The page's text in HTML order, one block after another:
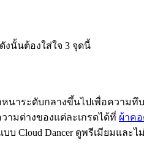
นั้นต้องใส่ใจ 3 จุดนี้
หนาระดับกลางขึ้นไปเพื่อความทึบ
วามต่างของแต่ละเกรดได้ที่ ผ้าค
Cloud Dancer ดูพรีเมียมและไ